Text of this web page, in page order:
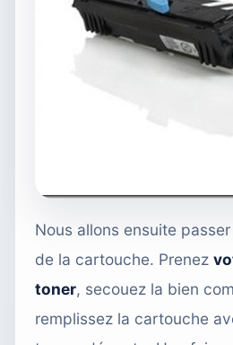
Nous allons ensuite
de la cartouche. Prenez
toner, secouez la bien
remplissez la cartouche